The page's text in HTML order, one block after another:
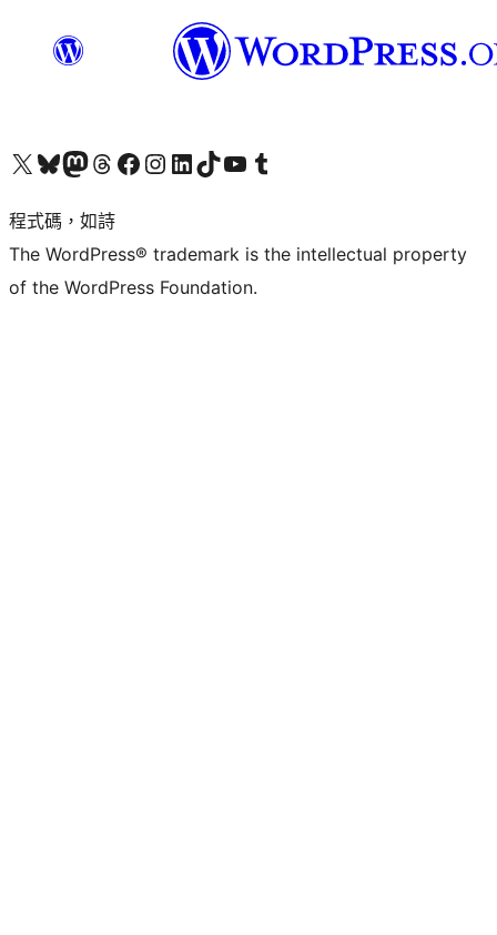
查看我們的 X (之前的 Twitter) 帳號造訪我們的 Bluesky 帳號造訪我們的 Mastodon 帳號造訪我們的 Threads 帳號 造訪我們的 Facebook 粉絲專頁Visit our Instagram account
Visit our LinkedIn account
造訪我們的 TikTok 帳號Visit our YouTube channel
造訪我們的 Tumblr 帳號
程式碼，如詩
The WordPress® trademark is the intellectual property
of the WordPress Foundation.